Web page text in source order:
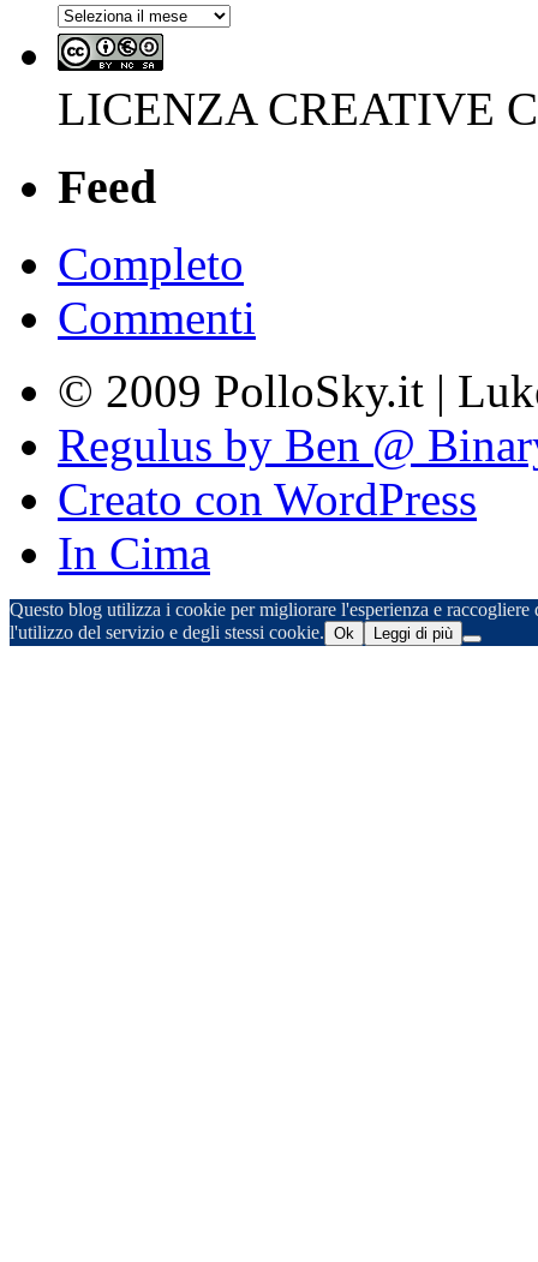
Archivi
LICENZA CREATIVE
Feed
Completo
Commenti
© 2009 PolloSky.it |
Regulus by Ben @
Creato con WordPress
In Cima
Questo blog utilizza i cookie per migliorare l'esperienza e
l'utilizzo del servizio e degli stessi cookie. Ok Leggi di più